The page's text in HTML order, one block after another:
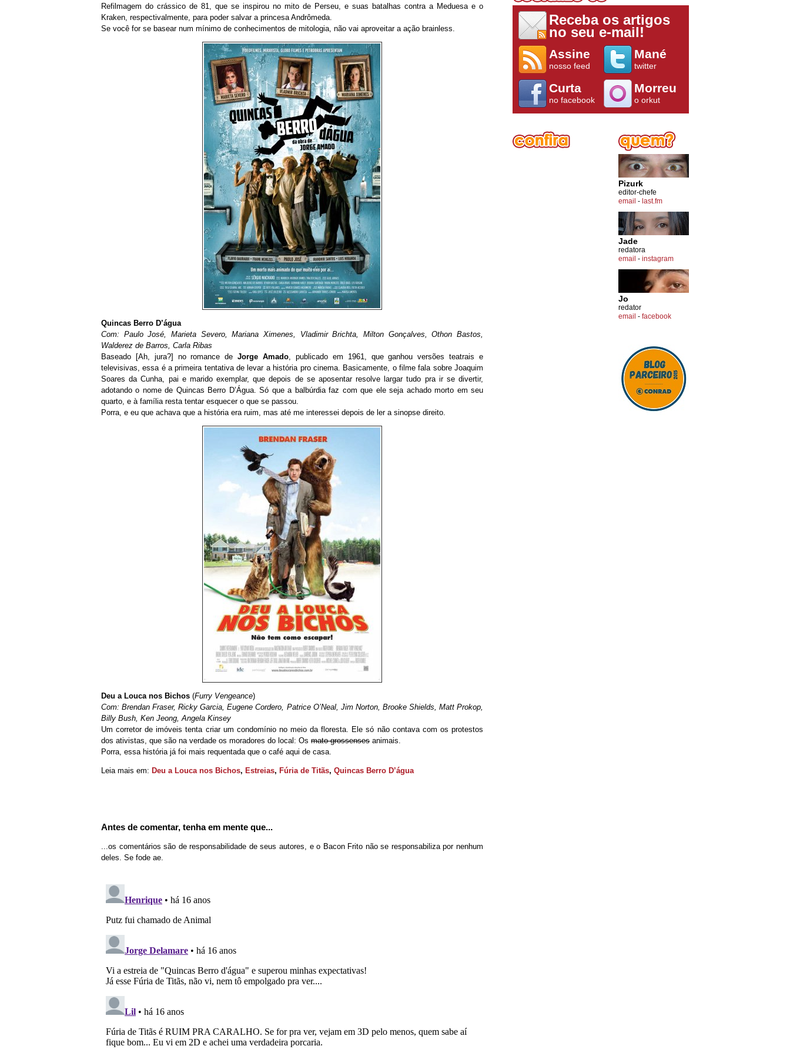
Refilmagem do crássico de 81, que se inspirou no mito de Perseu, e suas batalhas contra a Meduesa e o
Kraken, respectivalmente, para poder salvar a princesa Andrômeda.
Se você for se basear num mínimo de conhecimentos de mitologia, não vai aproveitar a ação brainless.
Quincas Berro D’água
Com: Paulo José, Marieta Severo, Mariana Ximenes, Vladimir Brichta, Milton Gonçalves, Othon Bastos,
Walderez de Barros, Carla Ribas
Baseado [Ah, jura?] no romance deJorge Amado, publicado em 1961, que ganhou versões teatrais e
televisivas, essa é a primeira tentativa de levar a história pro cinema. Basicamente, o filme fala sobre Joaquim
Soares da Cunha, pai e marido exemplar, que depois de se aposentar resolve largar tudo pra ir se divertir,
adotando o nome de Quincas Berro D’Água. Só que a balbúrdia faz com que ele seja achado morto em seu
quarto, e à família resta tentar esquecer o que se passou.
Porra, e eu que achava que a história era ruim, mas até me interessei depois de ler a sinopse direito.
Deu a Louca nos Bichos (Furry Vengeance)
Com: Brendan Fraser, Ricky Garcia, Eugene Cordero, Patrice O’Neal, Jim Norton, Brooke Shields, Matt Prokop,
Billy Bush, Ken Jeong, Angela Kinsey
Um corretor de imóveis tenta criar um condomínio no meio da floresta. Ele só não contava com os protestos
dos ativistas, que são na verdade os moradores do local: Os mato-grossenses animais.
Porra, essa história já foi mais requentada que o café aqui de casa.
Leia mais em: Deu a Louca nos Bichos, Estreias, Fúria de Titãs, Quincas Berro D’água
Antes de comentar, tenha em mente que...
...os comentários são de responsabilidade de seus autores, e o Bacon Frito não se responsabiliza por nenhum
deles. Se fode ae.
Receba os artigos
no seu e-mail!
Assine
nosso feed
Mané
twitter
Curta
no facebook
Morreu
o orkut
Pizurk
editor-chefe
email - last.fm
Jade
redatora
email - instagram
Jo
redator
email - facebook